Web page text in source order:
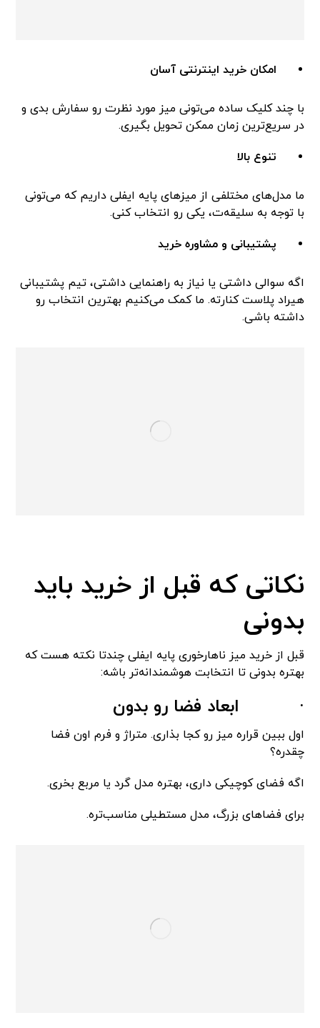
امکان خرید اینترنتی آسان
با چند کلیک ساده می‌تونی میز مورد نظرت رو سفارش بدی و
در سریع‌ترین زمان ممکن تحویل بگیری.
تنوع بالا
ما مدل‌های مختلفی از میزهای پایه ایفلی داریم که می‌تونی
با توجه به سلیقه‌ت، یکی رو انتخاب کنی.
پشتیبانی و مشاوره خرید
اگه سوالی داشتی یا نیاز به راهنمایی داشتی، تیم پشتیبانی
هیراد پلاست کنارته. ما کمک می‌کنیم بهترین انتخاب رو
داشته باشی.
نکاتی که قبل از خرید باید
بدونی
قبل از خرید میز ناهارخوری پایه ایفلی چندتا نکته هست که
بهتره بدونی تا انتخابت هوشمندانه‌تر باشه:
· ابعاد فضا رو بدون
اول ببین قراره میز رو کجا بذاری. متراژ و فرم اون فضا
چقدره؟
اگه فضای کوچیکی داری، بهتره مدل گرد یا مربع بخری.
برای فضاهای بزرگ، مدل مستطیلی مناسب‌تره.